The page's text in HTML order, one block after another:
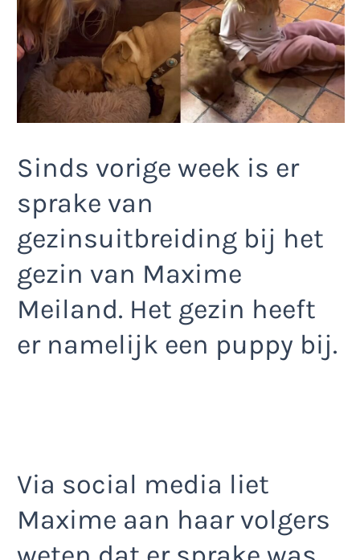
Sinds vorige week is er
sprake van
gezinsuitbreiding bij het
gezin van Maxime
Meiland. Het gezin heeft
er namelijk een puppy bij.
Via social media liet
Maxime aan haar volgers